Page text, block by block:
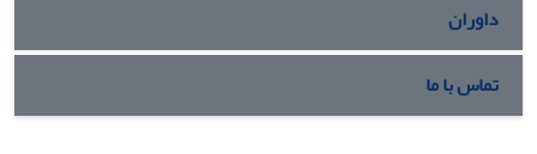
داوران
تماس با ما